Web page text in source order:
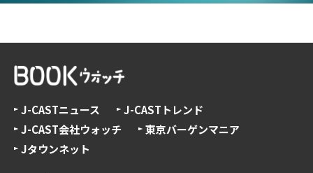
J-CASTニュース
J-CASTトレンド
J-CAST会社ウォッチ
東京バーゲンマニア
Jタウンネット